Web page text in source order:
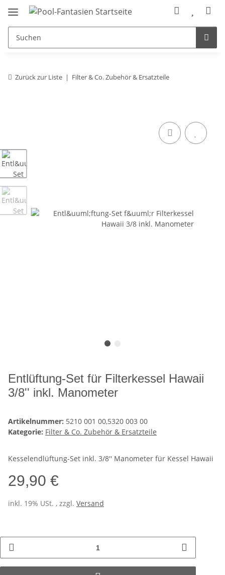
Zurück zur Liste Filter & Co. Zubehör & Ersatzteile
Entlüftung-Set für Filterkessel Hawaii
3/8'' inkl. Manometer
Artikelnummer: 5210 001 00,5320 003 00
Kategorie: Filter & Co. Zubehör & Ersatzteile
Kesselendlüftung-Set inkl. 3/8'' Manometer für Kessel Hawaii
29,90 €
inkl. 19% USt. , zzgl. Versand